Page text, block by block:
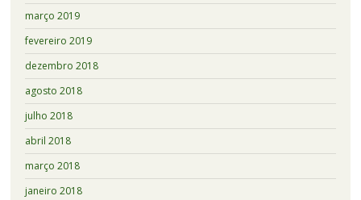
março 2019
fevereiro 2019
dezembro 2018
agosto 2018
julho 2018
abril 2018
março 2018
janeiro 2018